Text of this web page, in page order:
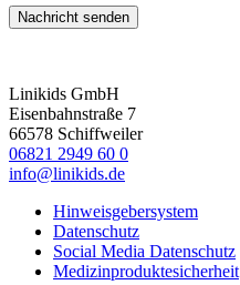
Linikids GmbH
Eisenbahnstraße 7
66578 Schiffweiler
06821 2949 60 0
info@linikids.de
Hinweisgebersystem
Datenschutz
Social Media Datenschutz
Medizinproduktesicherheit